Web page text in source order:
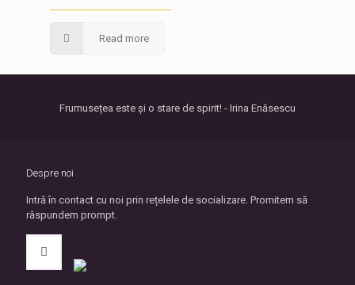
Read more
Frumusețea este și o stare de spirit! - Irina Enăsescu
Despre noi
Intră în contact cu noi prin rețelele de socializare. Promitem să
răspundem prompt.